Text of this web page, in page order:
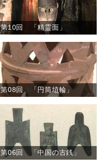
第10回 「精霊面」
第08回 「円筒埴輪」
第06回 「中国の古銭」